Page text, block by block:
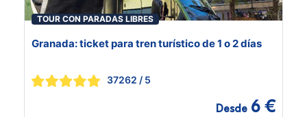
TOUR CON PARADAS LIBRES
Granada: ticket para tren turístico de 1 o 2 días
37262 / 5
Desde 6 €